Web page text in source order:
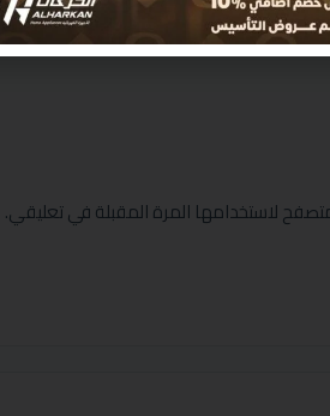
لاستخدامها المرة المقبلة في تعليقي.